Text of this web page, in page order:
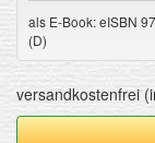
als E-Book: eISBN
(D)
versandkostenfrei